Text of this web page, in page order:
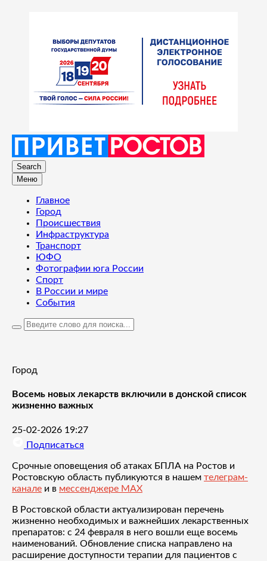
Search
Меню
Главное
Город
Происшествия
Инфраструктура
Транспорт
ЮФО
Фотографии юга России
Спорт
В России и мире
События
Город
Восемь новых лекарств включили в донской список
жизненно важных
25-02-2026 19:27
Подписаться
Срочные оповещения об атаках БПЛА на Ростов и
Ростовскую область публикуются в нашем телеграм-
канале и в мессенджере MAX
В Ростовской области актуализирован перечень
жизненно необходимых и важнейших лекарственных
препаратов: с 24 февраля в него вошли еще восемь
наименований. Обновление списка направлено на
расширение доступности терапии для пациентов с